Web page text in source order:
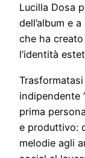
Lucilla Dosa
dell’album e
che ha
l’identità
indipendente
prima
e produttivo:
melodie agli